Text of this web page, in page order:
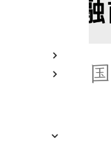
量化
企业年报中
量化交易的